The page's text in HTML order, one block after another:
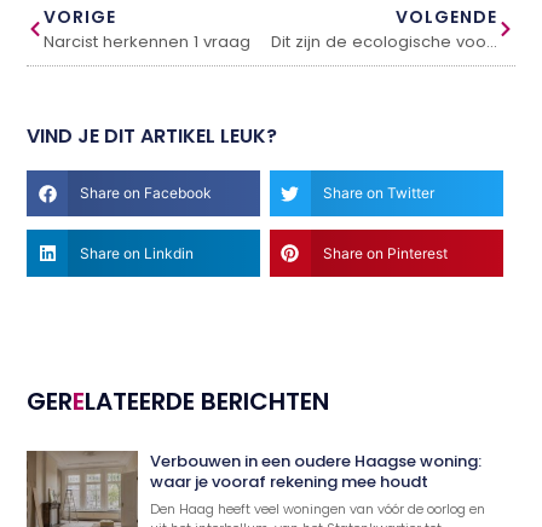
VORIGE
Narcist herkennen 1 vraag
VOLGENDE
Dit zijn de ecologische voordelen die kunstgras biedt
VIND JE DIT ARTIKEL LEUK?
Share on Facebook Share on Twitter
Share on Linkdin Share on Pinterest
GERELATEERDE BERICHTEN
Verbouwen in een oudere Haagse woning:
waar je vooraf rekening mee houdt
Den Haag heeft veel woningen van vóór de oorlog en